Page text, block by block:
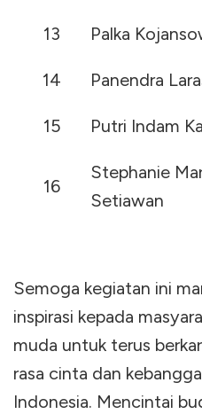
13 Palka
14 Panendra
15 Putri Indam
16
Stephanie
Setiawan
Semoga kegiatan ini
inspirasi kepada
muda untuk terus
rasa cinta dan
Indonesia. Mencintai